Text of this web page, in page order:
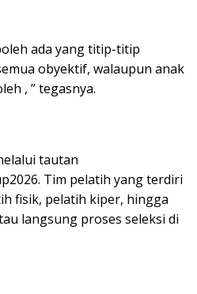
ada yang titip-titip
obyektif, walaupun anak
, ” tegasnya.
tautan
Tim pelatih yang terdiri
fisik, pelatih kiper, hingga
langsung proses seleksi di